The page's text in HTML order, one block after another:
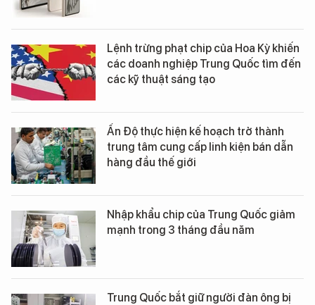
Lệnh trừng phạt chip của Hoa Kỳ khiến
các doanh nghiệp Trung Quốc tìm đến
các kỹ thuật sáng tạo
Ấn Độ thực hiện kế hoạch trở thành
trung tâm cung cấp linh kiện bán dẫn
hàng đầu thế giới
Nhập khẩu chip của Trung Quốc giảm
mạnh trong 3 tháng đầu năm
Trung Quốc bắt giữ người đàn ông bị